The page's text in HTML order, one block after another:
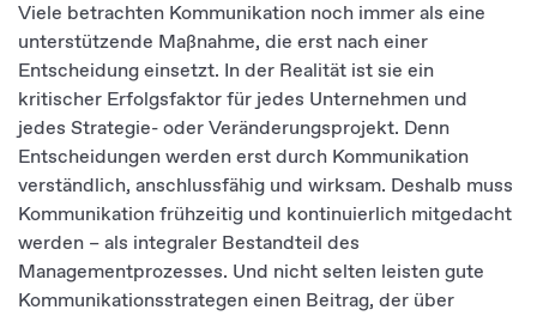
Viele betrachten Kommunikation noch immer als eine
unterstützende Maßnahme, die erst nach einer
Entscheidung einsetzt. In der Realität ist sie ein
kritischer Erfolgsfaktor für jedes Unternehmen und
jedes Strategie- oder Veränderungsprojekt. Denn
Entscheidungen werden erst durch Kommunikation
verständlich, anschlussfähig und wirksam. Deshalb muss
Kommunikation frühzeitig und kontinuierlich mitgedacht
werden – als integraler Bestandteil des
Managementprozesses. Und nicht selten leisten gute
Kommunikationsstrategen einen Beitrag, der über